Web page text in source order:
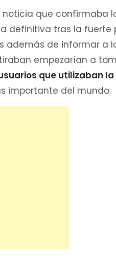
que confirmaba
definitiva tras la fuerte
además de informar a
empezarían a
que utilizaban la
importante del mundo.